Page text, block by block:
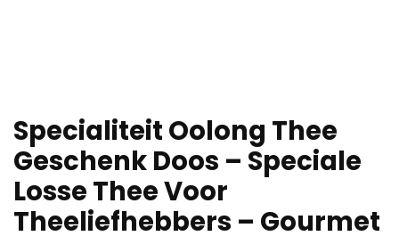
Specialiteit Oolong Thee
Geschenk Doos – Speciale
Losse Thee Voor
Theeliefhebbers – Gourmet